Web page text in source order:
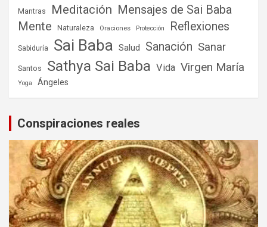
Mantras Meditación Mensajes de Sai Baba
Mente
Naturaleza Oraciones Protección Reflexiones
Sabiduría Sai Baba Salud Sanación Sanar
Santos Sathya Sai Baba Vida Virgen María
Yoga Ángeles
Conspiraciones reales